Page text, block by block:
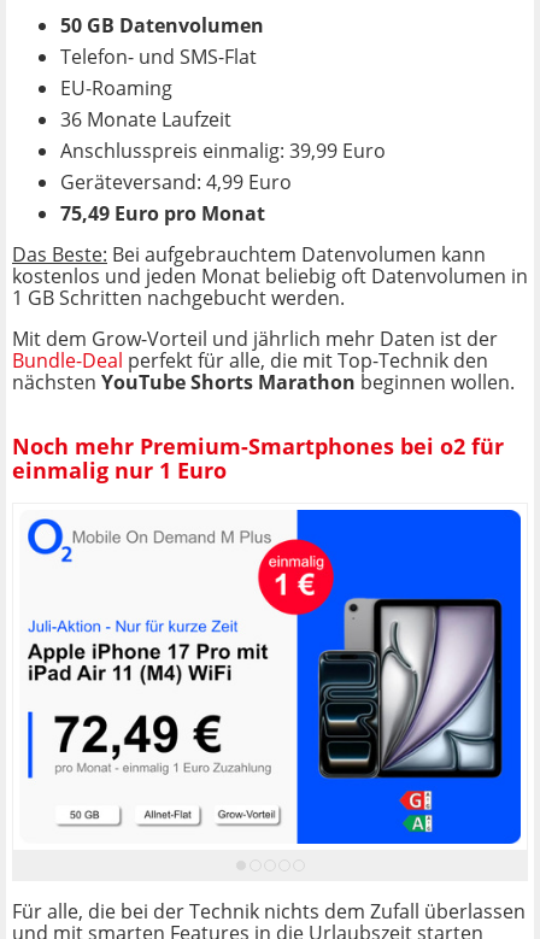
50 GB Datenvolumen
Telefon- und SMS-Flat
EU-Roaming
36 Monate Laufzeit
Anschlusspreis einmalig: 39,99 Euro
Geräteversand: 4,99 Euro
75,49 Euro pro Monat
Das Beste: Bei aufgebrauchtem Datenvolumen kann
kostenlos und jeden Monat beliebig oft Datenvolumen in
1 GB Schritten nachgebucht werden.
Mit dem Grow-Vorteil und jährlich mehr Daten ist der
Bundle-Deal perfekt für alle, die mit Top-Technik den
nächsten YouTube Shorts Marathon beginnen wollen.
Noch mehr Premium-Smartphones bei o2 für
einmalig nur 1 Euro
Für alle, die bei der Technik nichts dem Zufall überlassen
und mit smarten Features in die Urlaubszeit starten